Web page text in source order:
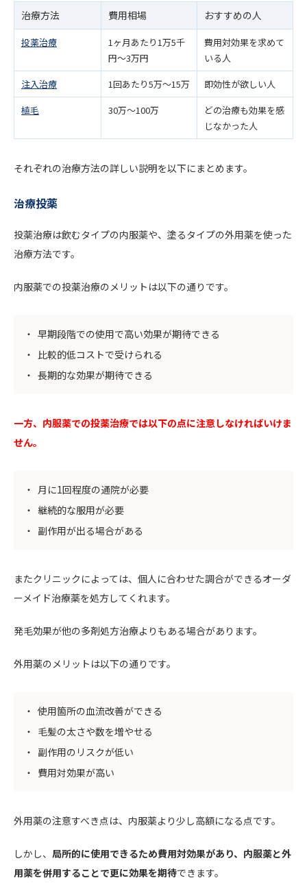
治療方法 費用相場 おすすめの人
投薬治療
1ヶ月あたり1万5千
円〜3万円
費用対効果を求めて
いる人
注入治療
1回あたり5万〜15万
即効性が欲しい人
植毛
30万〜100万
どの治療も効果を感
じなかった人
それぞれの治療方法の詳しい説明を以下にまとめます。
治療投薬
投薬治療は飲むタイプの内服薬や、塗るタイプの外用薬を使った
治療方法です。
内服薬での投薬治療のメリットは以下の通りです。
早期段階での使用で高い効果が期待できる
比較的低コストで受けられる
長期的な効果が期待できる
一方、内服薬での投薬治療では以下の点に注意しなければいけま
せん。
月に1回程度の通院が必要
継続的な服用が必要
副作用が出る場合がある
またクリニックによっては、個人に合わせた調合ができるオーダ
ーメイド治療薬を処方してくれます。
発毛効果が他の多剤処方治療よりもある場合があります。
外用薬のメリットは以下の通りです。
使用箇所の血流改善ができる
毛髪の太さや数を増やせる
副作用のリスクが低い
費用対効果が高い
外用薬の注意すべき点は、内服薬より少し高額になる点です。
しかし、 局所的に使用できるため費用対効果があり、内服薬と外
用薬を併用することで更に効果を期待できます。